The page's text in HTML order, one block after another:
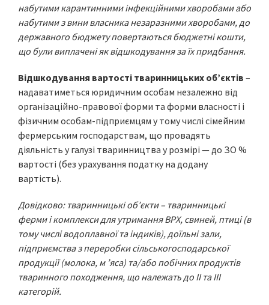
набутими карантинними інфекційними хворобами або
набутими з вини власника незаразними хворобами, до
державного бюджету повертаються бюджетні кошти,
що були виплачені як відшкодування за їх придбання.
Відшкодування вартості тваринницьких об’єктів –
надаватиметься юридичним особам незалежно від
організаційно-правової форми та форми власності і
фізичним особам-підприємцям у тому числі сімейним
фермерським господарствам, що провадять
діяльність у галузі тваринництва у розмірі — до ЗО %
вартості (без урахування податку на додану
вартість).
Довідково: тваринницькі об’єкти – тваринницькі
ферми і комплекси для утримання ВРХ, свиней, птиці (в
тому числі водоплавної та індиків), доїльні зали,
підприємства з переробки сільськогосподарської
продукції (молока, м ’яса) та/або побічних продуктів
тваринного походження, що належать до II та III
категорій.